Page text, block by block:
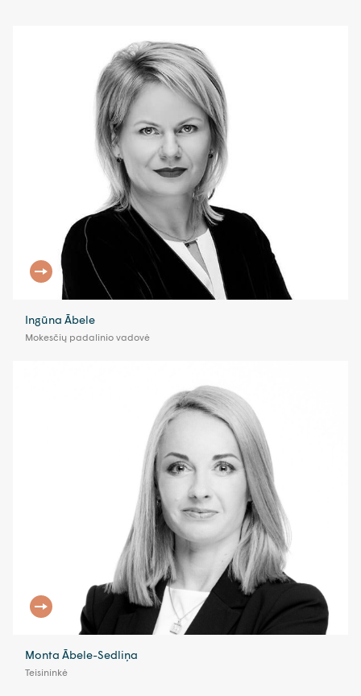
Ingūna Ābele
Mokesčių padalinio vadovė
Monta Ābele-Sedliņa
Teisininkė